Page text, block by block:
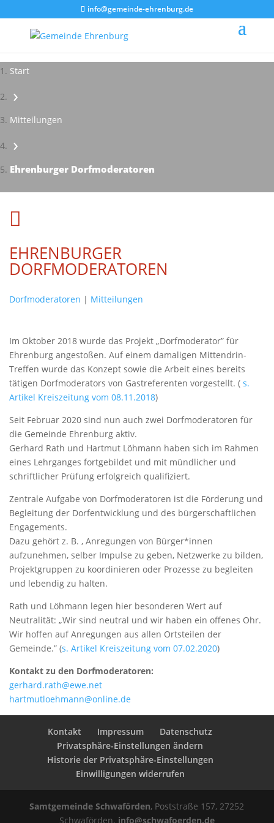
info@gemeinde-ehrenburg.de
Start
›
Mitteilungen
›
Ehrenburger Dorfmoderatoren

EHRENBURGER
DORFMODERATOREN
Dorfmoderatoren | Mitteilungen
Im Oktober 2018 wurde das Projekt „Dorfmoderator” für
Ehrenburg angestoßen. Auf einem damaligen Mittendrin-
Treffen wurde das Konzept sowie die Arbeit eines bereits
tätigen Dorfmoderators von Gastreferenten vorgestellt. ( s.
Artikel Kreiszeitung vom 08.11.2018)
Seit Februar 2020 sind nun auch zwei Dorfmoderatoren für
die Gemeinde Ehrenburg aktiv.
Gerhard Rath und Hartmut Löhmann haben sich im Rahmen
eines Lehrganges fortgebildet und mit mündlicher und
schriftlicher Prüfung erfolgreich qualifiziert.
Zentrale Aufgabe von Dorfmoderatoren ist die Förderung und
Begleitung der Dorfentwicklung und des bürgerschaftlichen
Engagements.
Dazu gehört z. B. , Anregungen von Bürger*innen
aufzunehmen, selber Impulse zu geben, Netzwerke zu bilden,
Projektgruppen zu koordinieren oder Prozesse zu begleiten
und lebendig zu halten.
Rath und Löhmann legen hier besonderen Wert auf
Neutralität: „Wir sind neutral und wir haben ein offenes Ohr.
Wir hoffen auf Anregungen aus allen Ortsteilen der
Gemeinde.” (s. Artikel Kreiszeitung vom 07.02.2020)
Kontakt zu den Dorfmoderatoren:
gerhard.rath@ewe.net
hartmutloehmann@online.de
Kontakt Impressum
Datenschutz
Privatsphäre-Einstellungen ändern
Historie der Privatsphäre-Einstellungen
Einwilligungen widerrufen
Samtgemeinde Schwaförden, Poststraße 157, 27252
Schwaförden. info@schwafoerden.de